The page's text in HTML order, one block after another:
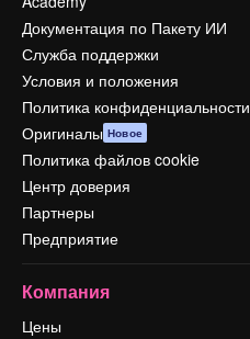
Документация по Пакету ИИ
Служба поддержки
Условия и положения
Политика конфиденциальности
Оригиналы Новое
Политика файлов cookie
Центр доверия
Партнеры
Предприятие
Компания
Цены